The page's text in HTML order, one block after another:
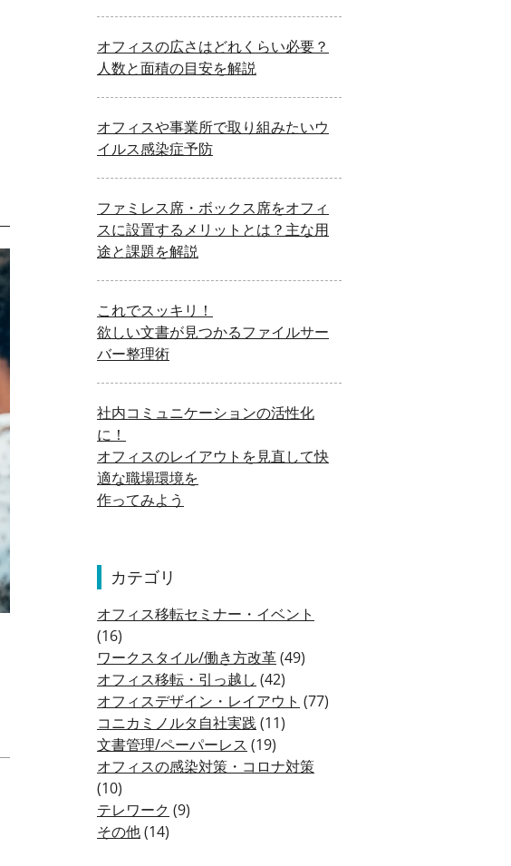
オフィスの広さはどれくらい必要？
人数と面積の目安を解説
オフィスや事業所で取り組みたいウ
イルス感染症予防
ファミレス席・ボックス席をオフィ
スに設置するメリットとは？主な用
途と課題を解説
これでスッキリ！
欲しい文書が見つかるファイルサー
バー整理術
社内コミュニケーションの活性化
に！
オフィスのレイアウトを見直して快
適な職場環境を
作ってみよう
カテゴリ
オフィス移転セミナー・イベント
(16)
ワークスタイル/働き方改革(49)
オフィス移転・引っ越し (42)
オフィスデザイン・レイアウト (77)
コニカミノルタ自社実践(11)
文書管理/ペーパーレス (19)
オフィスの感染対策・コロナ対策
(10)
テレワーク (9)
その他(14)